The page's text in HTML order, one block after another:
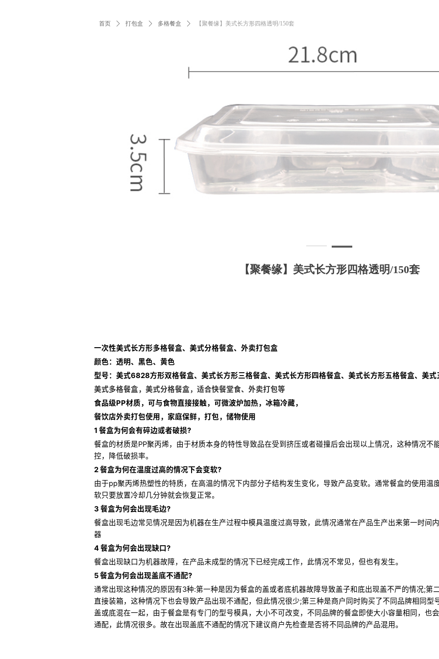
首页 ꄲ 打包盒 ꄲ 多格餐盒 ꄲ 【聚餐缘】美式长方形四格透明/150套
【聚餐缘】美式长方形四格透明/150套
一次性美式长方形多格餐盒、美式分格餐盒、外卖打包盒
颜色：透明、黑色、黄色
型号：美式6828方形双格餐盒、美式长方形三格餐盒、美式长方形四格餐盒、美式长方形五格餐盒、美式
美式多格餐盒，美式分格餐盒，适合快餐堂食、外卖打包等
食品级PP材质，可与食物直接接触，可微波炉加热，冰箱冷藏，
餐饮店外卖打包使用，家庭保鲜，打包，储物使用
1 餐盒为何会有碎边或者破损?
餐盒的材质是PP聚丙烯，由于材质本身的特性导致品在受到挤压或者碰撞后会出现以上情况，这种情况不
控，降低破损率。
2 餐盒为何在温度过高的情况下会变软?
由于pp聚丙烯热塑性的特质，在高温的情况下内部分子结构发生变化，导致产品变软。通常餐盒的使用
软只要放置冷却几分钟就会恢复正常。
3 餐盒为何会出现毛边?
餐盒出现毛边常见情况是因为机器在生产过程中模具温度过高导致，此情况通常在产品生产出来第一时间
器
4 餐盒为何会出现缺口?
餐盒出现缺口为机器故障，在产品未成型的情况下已经完成工作，此情况不常见，但也有发生。
5 餐盒为何会出现盖底不通配?
通常出现这种情况的原因有3种:第一种是因为餐盒的盖或者底机器故障导致盖子和底出现盖不严的情况;第
直接装箱，这种情况下也会导致产品出现不通配，但此情况很少;第三种是商户同时购买了不同品牌相同型
盖或底混在一起，由于餐盒是有专门的型号模具，大小不可改变，不同品牌的餐盒即使大小容量相同，也
通配，此情况很多。故在出现盖底不通配的情况下建议商户先检查是否将不同品牌的产品混用。